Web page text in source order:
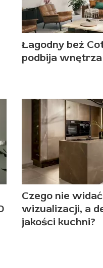
Łagodny beż
podbija wnętrza
Czego nie
wizualizacji, a
jakości kuchni?